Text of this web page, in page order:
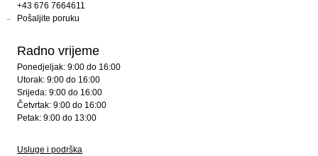
+43 676 7664611
Pošaljite poruku
Radno vrijeme
Ponedjeljak: 9:00 do 16:00
Utorak: 9:00 do 16:00
Srijeda: 9:00 do 16:00
Četvrtak: 9:00 do 16:00
Petak: 9:00 do 13:00
Usluge i podrška